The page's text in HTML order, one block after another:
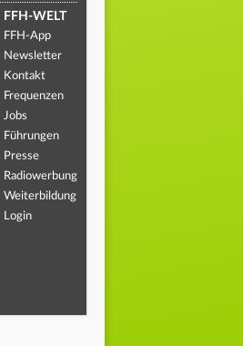
FFH-WELT
FFH-App
Newsletter
Kontakt
Frequenzen
Jobs
Führungen
Presse
Radiowerbung
Weiterbildung
Login